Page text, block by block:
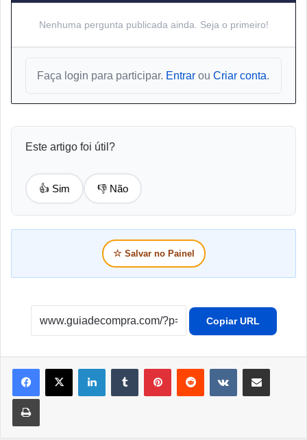
Nenhuma pergunta publicada ainda. Seja o primeiro!
Faça login para participar. Entrar ou Criar conta.
Este artigo foi útil?
👍 Sim 👎 Não
☆ Salvar no Painel
Copiar URL
LinkedinTumblr PinterestReddit VK Compartilhar por e-mail
Imprimir